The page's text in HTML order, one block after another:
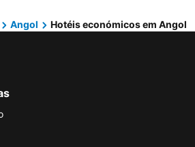
Angol Hotéis económicos em Angol